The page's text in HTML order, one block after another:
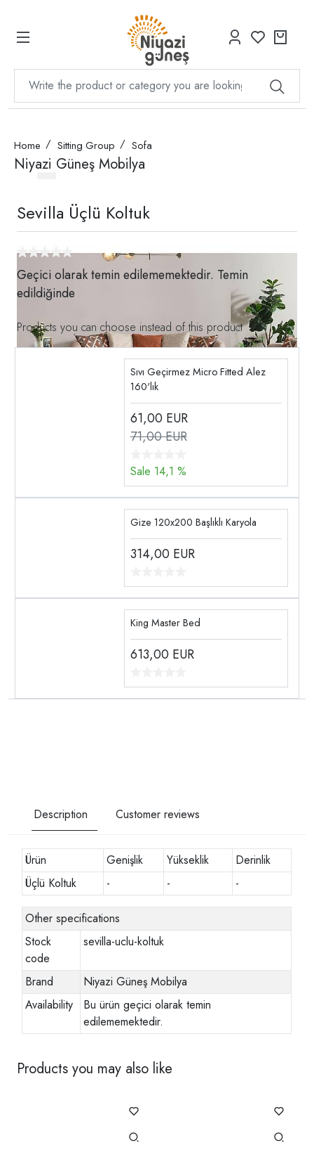
Home Sitting Group Sofa
Niyazi Güneş Mobilya
Sevilla Üçlü Koltuk
Geçici olarak temin edilememektedir. Temin
edildiğinde
Products you can choose instead of this product
Sıvı Geçirmez Micro Fitted Alez
160'lık
61,00 EUR
71,00 EUR
Sale 14,1 %
Gize 120x200 Başlıklı Karyola
314,00 EUR
King Master Bed
613,00 EUR
Description Customer reviews
Ürün Genişlik Yükseklik
Derinlik
Üçlü Koltuk
- - -
Other specifications
Stock
code
sevilla-uclu-koltuk
Brand
Niyazi Güneş Mobilya
Availability
Bu ürün geçici olarak temin
edilememektedir.
Products you may also like